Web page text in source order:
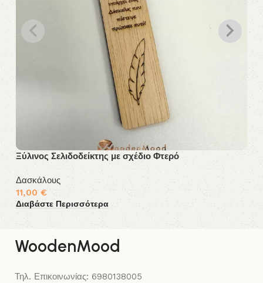
Ξύλινος Σελιδοδείκτης με σχέδιο Φτερό
Δασκάλους
11,00€
Διαβάστε Περισσότερα
WoodenMood
Τηλ. Επικοινωνίας: 6980138005